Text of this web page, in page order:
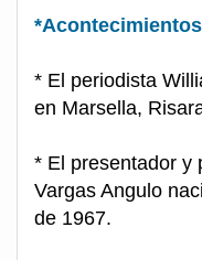
* El periodista
en Marsella,
* El presentador y
Vargas Angulo
de 1967.